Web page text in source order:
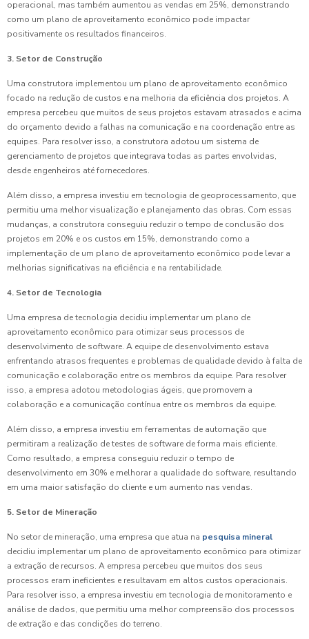
operacional, mas também aumentou as vendas em 25%, demonstrando
como um plano de aproveitamento econômico pode impactar
positivamente os resultados financeiros.
3. Setor de Construção
Uma construtora implementou um plano de aproveitamento econômico
focado na redução de custos e na melhoria da eficiência dos projetos. A
empresa percebeu que muitos de seus projetos estavam atrasados e acima
do orçamento devido a falhas na comunicação e na coordenação entre as
equipes. Para resolver isso, a construtora adotou um sistema de
gerenciamento de projetos que integrava todas as partes envolvidas,
desde engenheiros até fornecedores.
Além disso, a empresa investiu em tecnologia de geoprocessamento, que
permitiu uma melhor visualização e planejamento das obras. Com essas
mudanças, a construtora conseguiu reduzir o tempo de conclusão dos
projetos em 20% e os custos em 15%, demonstrando como a
implementação de um plano de aproveitamento econômico pode levar a
melhorias significativas na eficiência e na rentabilidade.
4. Setor de Tecnologia
Uma empresa de tecnologia decidiu implementar um plano de
aproveitamento econômico para otimizar seus processos de
desenvolvimento de software. A equipe de desenvolvimento estava
enfrentando atrasos frequentes e problemas de qualidade devido à falta de
comunicação e colaboração entre os membros da equipe. Para resolver
isso, a empresa adotou metodologias ágeis, que promovem a
colaboração e a comunicação contínua entre os membros da equipe.
Além disso, a empresa investiu em ferramentas de automação que
permitiram a realização de testes de software de forma mais eficiente.
Como resultado, a empresa conseguiu reduzir o tempo de
desenvolvimento em 30% e melhorar a qualidade do software, resultando
em uma maior satisfação do cliente e um aumento nas vendas.
5. Setor de Mineração
No setor de mineração, uma empresa que atua na pesquisa mineral
decidiu implementar um plano de aproveitamento econômico para otimizar
a extração de recursos. A empresa percebeu que muitos dos seus
processos eram ineficientes e resultavam em altos custos operacionais.
Para resolver isso, a empresa investiu em tecnologia de monitoramento e
análise de dados, que permitiu uma melhor compreensão dos processos
de extração e das condições do terreno.